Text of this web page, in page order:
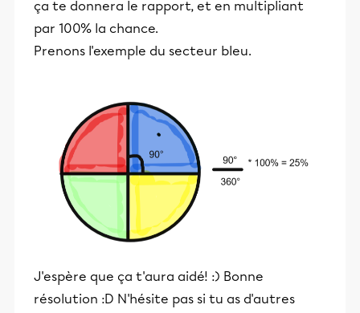
ça te donnera le rapport, et en multipliant
par 100% la chance.
Prenons l'exemple du secteur bleu.
J'espère que ça t'aura aidé! :) Bonne
résolution :D N'hésite pas si tu as d'autres